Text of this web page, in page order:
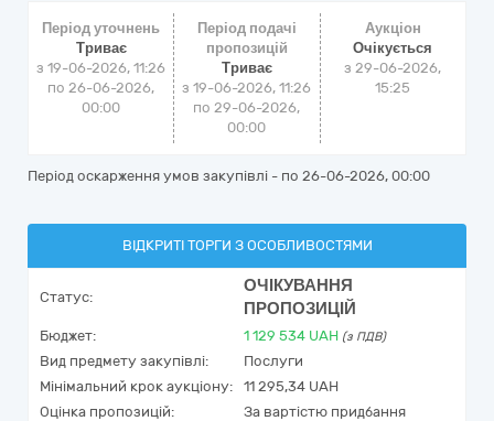
Період уточнень
Триває
з 19-06-2026, 11:26
по 26-06-2026,
00:00
Період подачі
пропозицій
Триває
з 19-06-2026, 11:26
по 29-06-2026,
00:00
Аукціон
Очікується
з29-06-2026,
15:25
Період оскарження умов закупівлі - по 26-06-2026, 00:00
ВІДКРИТІ ТОРГИ З ОСОБЛИВОСТЯМИ
Статус:
ОЧІКУВАННЯ
ПРОПОЗИЦІЙ
Бюджет: 1 129 534 UAH (з ПДВ)
Вид предмету закупівлі:
Послуги
Мінімальний крок аукціону:
11 295,34 UAH
Оцінка пропозицій:
За вартістю придбання